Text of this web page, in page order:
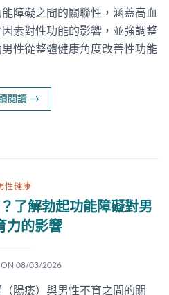
障礙之間的關聯性，涵蓋高血
素對性功能的影響，並強調整
性從整體健康角度改善性功能
閱讀 →
性健康
了解勃起功能障礙對男
力的影響
ON 08/03/2026
陽痿）與男性不育之間的關